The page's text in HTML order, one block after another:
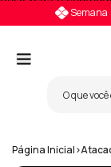
Semana
Página Inicial>